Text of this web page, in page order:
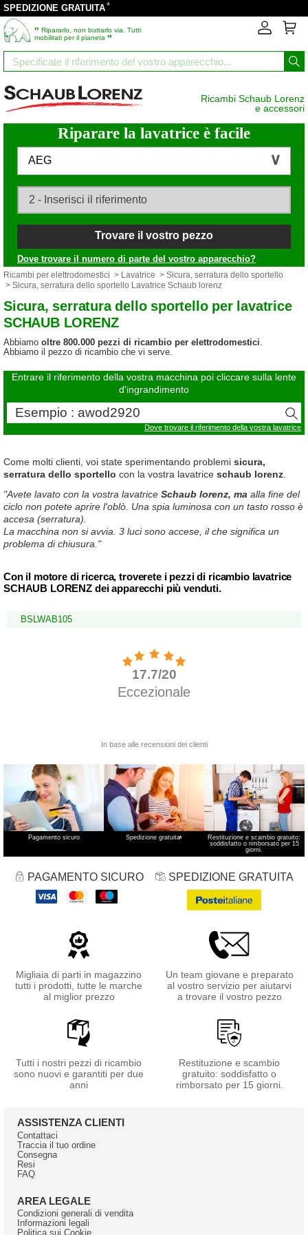
SPEDIZIONE GRATUITA*
‟ Ripararlo, non buttarlo via. Tutti
mobilitati per il pianeta ”
Ricambi Schaub Lorenz
e accessori
Riparare la lavatrice è facile
AEG
Trovare il vostro pezzo
Dove trovare il numero di parte del vostro apparecchio?
Ricambi per elettrodomestici > Lavatrice > Sicura, serratura dello sportello
> Sicura, serratura dello sportello Lavatrice Schaub lorenz
Sicura, serratura dello sportello per lavatrice
SCHAUB LORENZ
Abbiamo oltre 800.000 pezzi di ricambio per elettrodomestici.
Abbiamo il pezzo di ricambio che vi serve.
Entrare il riferimento della vostra macchina poi cliccare sulla lente
d'ingrandimento
Dove trovare il riferimento della vostra lavatrice
Come molti clienti, voi state sperimentando problemi sicura,
serratura dello sportello con la vostra lavatrice schaub lorenz
"Avete lavato con la vostra lavatrice Schaub lorenz, ma alla fine del
ciclo non potete aprire l'oblò. Una spia luminosa con un tasto rosso è
accesa (serratura).
La macchina non si avvia. 3 luci sono accese, il che significa un
problema di chiusura."
Con il motore di ricerca, troverete i pezzi di ricambio lavatrice
SCHAUB LORENZ dei apparecchi più venduti.
BSLWAB105
Pagamento sicuro Spedizione gratuita*
Restituzione e scambio gratuito:
soddisfatto o rimborsato per 15
giorni.
PAGAMENTO SICURO SPEDIZIONE GRATUITA
Migliaia di parti in magazzino
tutti i prodotti, tutte le marche
al miglior prezzo
Un team giovane e preparato
al vostro servizio per aiutarvi
a trovare il vostro pezzo
Tutti i nostri pezzi di ricambio
sono nuovi e garantiti per due
anni
Restituzione e scambio
gratuito: soddisfatto o
rimborsato per 15 giorni.
ASSISTENZA CLIENTI
Contattaci
Traccia il tuo ordine
Consegna
Resi
FAQ
AREA LEGALE
Condizioni generali di vendita
Informazioni legali
Politica sui Cookie